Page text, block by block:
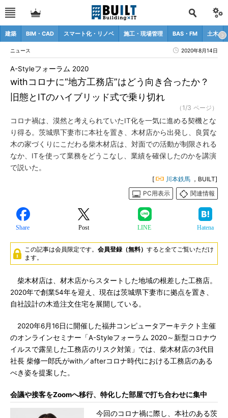
建築 BIM・CAD スマート化・リノベ 施工・現場管理 BAS・FM 土木
ニュース 2020年8月14日
withコロナに“地方工務店”はどう向き合ったか？
旧態とITのハイブリッド式で乗り切れ
A-Styleフォーラム 2020
（1/3 ページ）
コロナ禍は、漠然と考えられていたIT化を一気に進める契機とな
り得る。茨城県下妻市に本社を置き、木材店から出発し、良質な
木の家づくりにこだわる柴木材店は、対面での活動が制限される
なか、ITを使って業務をどうこなし、業績を確保したのかを講演
で説いた。
[ 川本鉄馬 ，BUILT]
PC用表示
関連情報
Share Post LINE Hatena
この記事は会員限定です。 会員登録（無料） すると全てご覧いただけ
ます。
柴木材店は、材木店からスタートした地域の根差した工務店。
2020年で創業54年を迎え、現在は茨城県下妻市に拠点を置き、
自社設計の木造注文住宅を展開している。
2020年6月16日に開催した福井コンピュータアーキテクト主催
のオンラインセミナー「A-Styleフォーラム 2020～新型コロナウ
イルスで露呈した工務店のリスク対策」では、柴木材店の3代目
社長 柴修一郎氏がwith／afterコロナ時代における工務店のある
べき姿を提案した。
会議や接客をZoomへ移行、特化した部屋で打ち合わせに集中
今回のコロナ禍に際し、本社のある茨